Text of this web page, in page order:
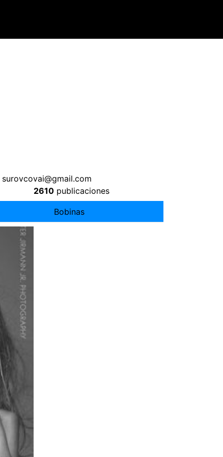
surovcovai@gmail.com
2610 publicaciones
Bobinas